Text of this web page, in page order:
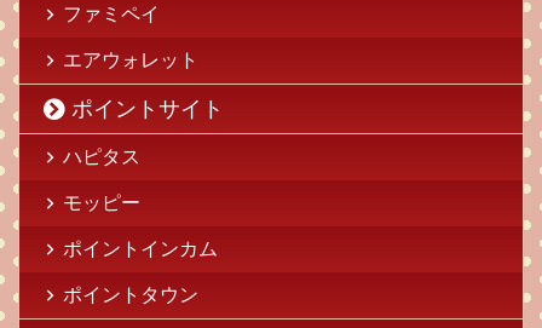
ファミペイ
エアウォレット
ポイントサイト
ハピタス
モッピー
ポイントインカム
ポイントタウン